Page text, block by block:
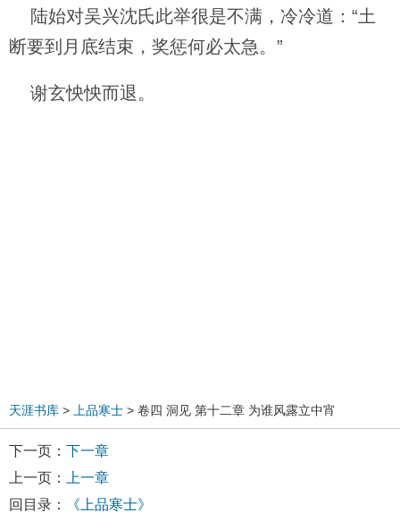
陆始对吴兴沈氏此举很是不满，冷冷道：“土
断要到月底结束，奖惩何必太急。”
谢玄怏怏而退。
天涯书库 > 上品寒士 > 卷四 洞见 第十二章 为谁风露立中宵
下一页： 下一章
上一页：
上一章
回目录：
《上品寒士》